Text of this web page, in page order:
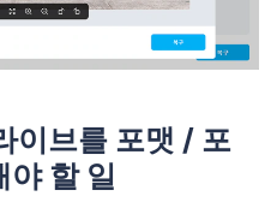
이브를 포맷 / 포
야 할 일